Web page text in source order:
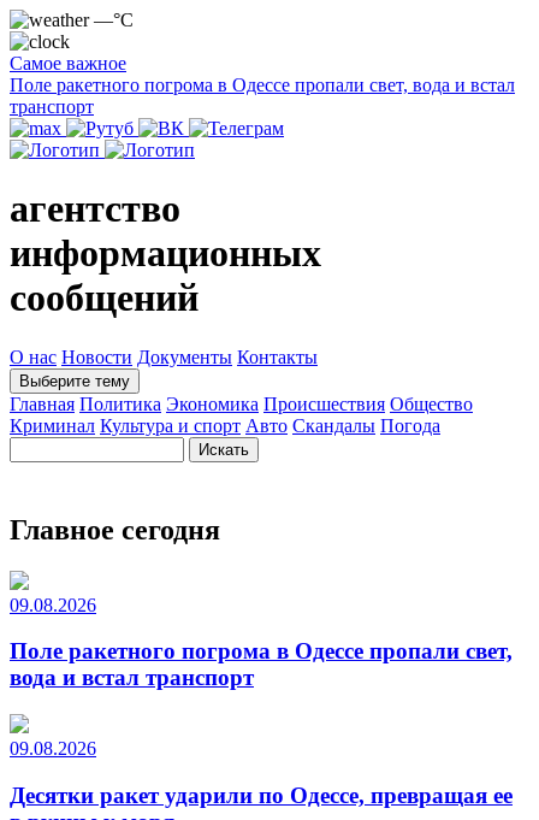
—°C
Самое важное
Поле ракетного погрома в Одессе пропали свет, вода и встал
транспорт
агентство
информационных
сообщений
О нас Новости Документы Контакты
Выберите тему
Главная Политика Экономика Происшествия Общество
Криминал Культура и спорт Авто Скандалы Погода
Главное сегодня
09.08.2026
Поле ракетного погрома в Одессе пропали свет,
вода и встал транспорт
09.08.2026
Десятки ракет ударили по Одессе, превращая ее